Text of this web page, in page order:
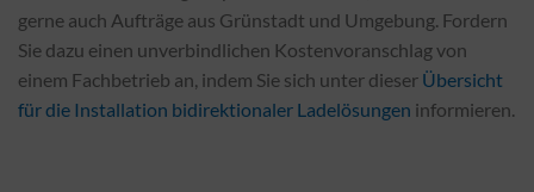
gerne auch Aufträge aus Grünstadt und Umgebung. Fordern
Sie dazu einen unverbindlichen Kostenvoranschlag von
einem Fachbetrieb an, indem Sie sich unter dieser Übersicht
für die Installation bidirektionaler Ladelösungen informieren.